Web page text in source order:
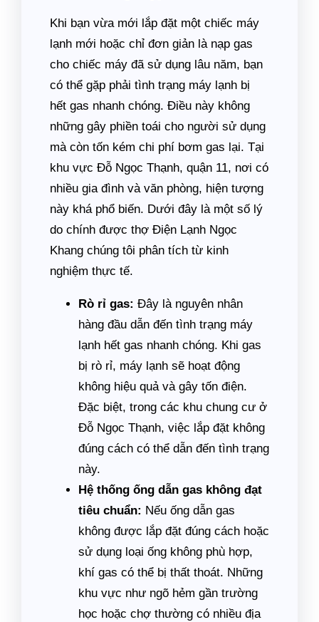
Khi bạn vừa mới lắp đặt một chiếc máy
lạnh mới hoặc chỉ đơn giản là nạp gas
cho chiếc máy đã sử dụng lâu năm, bạn
có thể gặp phải tình trạng máy lạnh bị
hết gas nhanh chóng. Điều này không
những gây phiền toái cho người sử dụng
mà còn tốn kém chi phí bơm gas lại. Tại
khu vực Đỗ Ngọc Thạnh, quận 11, nơi có
nhiều gia đình và văn phòng, hiện tượng
này khá phổ biến. Dưới đây là một số lý
do chính được thợ Điện Lạnh Ngọc
Khang chúng tôi phân tích từ kinh
nghiệm thực tế.
Rò rỉ gas: Đây là nguyên nhân
hàng đầu dẫn đến tình trạng máy
lạnh hết gas nhanh chóng. Khi gas
bị rò rỉ, máy lạnh sẽ hoạt động
không hiệu quả và gây tốn điện.
Đặc biệt, trong các khu chung cư ở
Đỗ Ngọc Thạnh, việc lắp đặt không
đúng cách có thể dẫn đến tình trạng
này.
Hệ thống ống dẫn gas không đạt
tiêu chuẩn: Nếu ống dẫn gas
không được lắp đặt đúng cách hoặc
sử dụng loại ống không phù hợp,
khí gas có thể bị thất thoát. Những
khu vực như ngõ hẻm gần trường
học hoặc chợ thường có nhiều địa